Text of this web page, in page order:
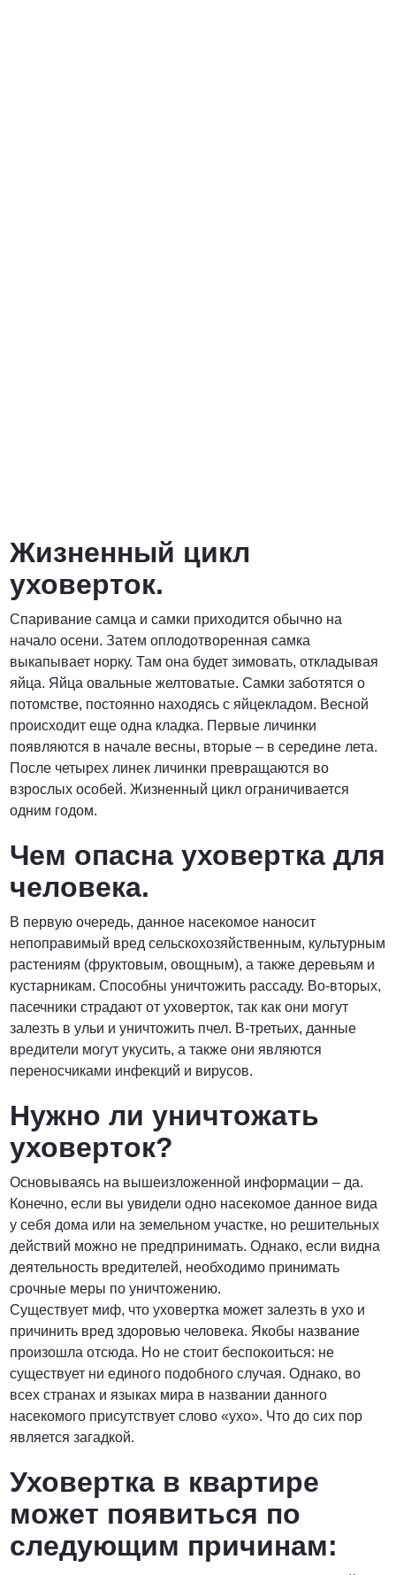
Жизненный цикл
уховерток.
Спаривание самца и самки приходится обычно на
начало осени. Затем оплодотворенная самка
выкапывает норку. Там она будет зимовать, откладывая
яйца. Яйца овальные желтоватые. Самки заботятся о
потомстве, постоянно находясь с яйцекладом. Весной
происходит еще одна кладка. Первые личинки
появляются в начале весны, вторые – в середине лета.
После четырех линек личинки превращаются во
взрослых особей. Жизненный цикл ограничивается
одним годом.
Чем опасна уховертка для
человека.
В первую очередь, данное насекомое наносит
непоправимый вред сельскохозяйственным, культурным
растениям (фруктовым, овощным), а также деревьям и
кустарникам. Способны уничтожить рассаду. Во-вторых,
пасечники страдают от уховерток, так как они могут
залезть в ульи и уничтожить пчел. В-третьих, данные
вредители могут укусить, а также они являются
переносчиками инфекций и вирусов.
Нужно ли уничтожать
уховерток?
Основываясь на вышеизложенной информации – да.
Конечно, если вы увидели одно насекомое данное вида
у себя дома или на земельном участке, но решительных
действий можно не предпринимать. Однако, если видна
деятельность вредителей, необходимо принимать
срочные меры по уничтожению.
Существует миф, что уховертка может залезть в ухо и
причинить вред здоровью человека. Якобы название
произошла отсюда. Но не стоит беспокоиться: не
существует ни единого подобного случая. Однако, во
всех странах и языках мира в названии данного
насекомого присутствует слово «ухо». Что до сих пор
является загадкой.
Уховертка в квартире
может появиться по
следующим причинам: